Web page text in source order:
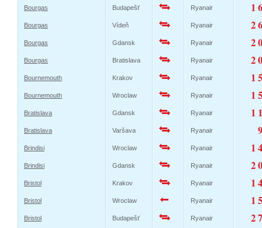
Bourgas Budapešť Ryanair 1
Bourgas Vídeň Ryanair 2
Bourgas Gdansk Ryanair 2
Bourgas Bratislava Ryanair 2
Bournemouth Krakov Ryanair 1
Bournemouth Wroclaw Ryanair 1
Bratislava Gdansk Ryanair 1
Bratislava Varšava Ryanair
Brindisi Wroclaw Ryanair 1
Brindisi Gdansk Ryanair 2
Bristol Krakov Ryanair 1
Bristol Wroclaw Ryanair 1
Bristol Budapešť Ryanair 2